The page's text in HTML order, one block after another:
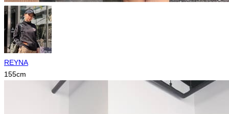
REYNA
155cm